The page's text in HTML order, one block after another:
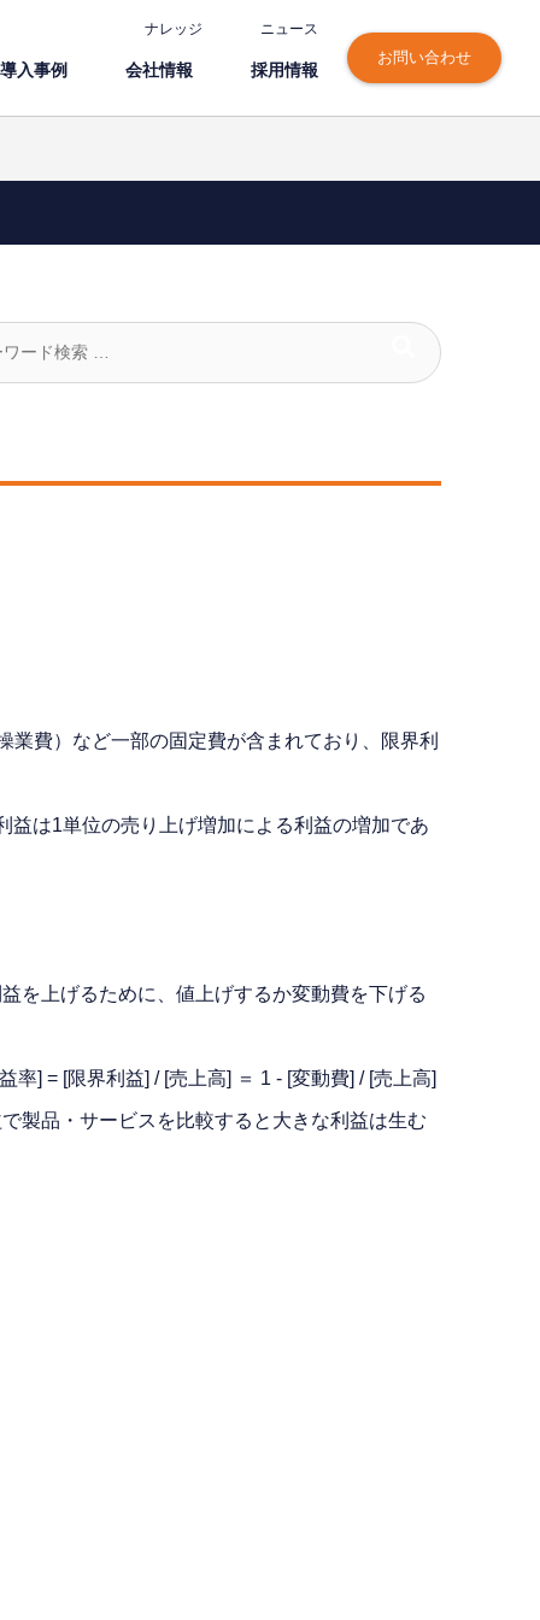
ナレッジ ニュース
導⼊事例 会社情報 採⽤情報
お問い合わせ
費）など一部の固定費が含まれており、限界利
は1単位の売り上げ増加による利益の増加であ
を上げるために、値上げするか変動費を下げる
] = [限界利益] / [売上高] ＝ 1 - [変動費] / [売上高]
製品・サービスを比較すると大きな利益は生む